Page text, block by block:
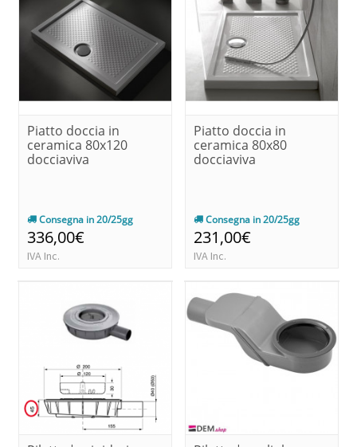
Piatto doccia in
ceramica 80x120
docciaviva
Consegna in 20/25gg
336,00€
IVA Inc.
Piatto doccia in
ceramica 80x80
docciaviva
Consegna in 20/25gg
231,00€
IVA Inc.